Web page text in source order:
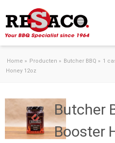
Home » Producten » Butcher BBQ » 1
Honey 12oz
Butcher
Booster